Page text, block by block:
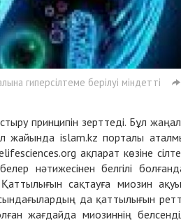
гиперсілтеме берілуі міндетті
принципін зерттеді. Бұл
жайында islam.kz порталы
ақпарат көзіне
нәтижесінен белгілі
сақтауға миозин
да қаттылығын
жағдайда миозиннің